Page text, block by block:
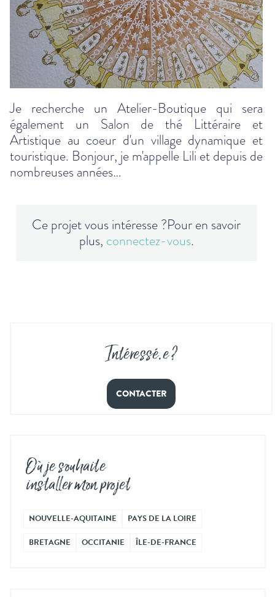
Je recherche un Atelier-Boutique qui sera
également un Salon de thé Littéraire et
Artistique au coeur d'un village dynamique et
touristique. Bonjour, je m'appelle Lili et depuis de
nombreuses années…
Ce projet vous intéresse ?Pour en savoir
plus, connectez-vous.
Intéressé.e ?
CONTACTER
Où je souhaite
installer mon projet
NOUVELLE-AQUITAINE
PAYS DE LA LOIRE
BRETAGNE
OCCITANIE ÎLE-DE-FRANCE